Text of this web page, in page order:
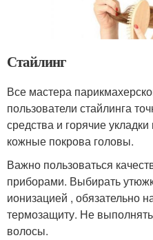
Стайлинг
Все мастера
пользователи стайлинга
средства и горячие
кожные покрова головы.
Важно пользоваться
приборами. Выбирать
ионизацией , обязательно
термозащиту. Не
волосы.